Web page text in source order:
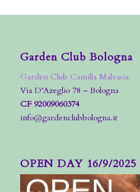
Garden Club Bologna
Garden Club Camilla Malvasia
Via D’Azeglio 78 – Bologna
CF 92009060374
info@gardenclubbologna.it
OPEN DAY 16/9/2025